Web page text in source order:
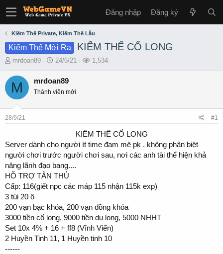
Đăng nhập Đăng ký
Kiếm Thế Private, Kiếm Thế Lậu
Kiếm Thế Mới Ra KIẾM THẾ CỔ LONG
T
r
e
s
t
e
r
mrdoan89
S
a
t
24/6/21
L1,534
M mrdoan89
Thành viên mới
28/9/21 #1
KIẾM THẾ CỔ LONG​
Server dành cho người ít time đam mê pk . không phân biệt
người chơi trước người chơi sau, nơi các anh tài thể hiện khả
năng lãnh đạo bang....
HỖ TRỢ TÂN THỦ
Cấp: 116(giết npc các máp 115 nhận 115k exp)
3 túi 20 ô
200 vạn bạc khóa, 200 vạn đồng khóa
3000 tiền cổ long, 9000 tiền du long, 5000 NHHT
Set 10x 4% + 16 + ff8 (Vĩnh Viển)
2 Huyền Tinh 11, 1 Huyền tinh 10
------